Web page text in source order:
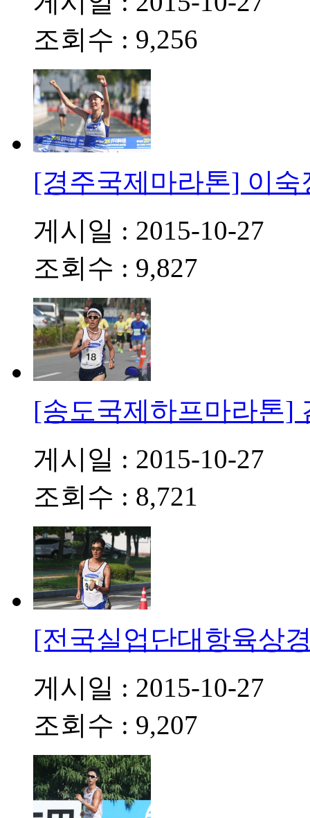
조회수 : 9,256
[경주국제마라톤] 이숙
게시일 : 2015-10-27
조회수 : 9,827
[송도국제하프마라톤]
게시일 : 2015-10-27
조회수 : 8,721
[전국실업단대항육상
게시일 : 2015-10-27
조회수 : 9,207